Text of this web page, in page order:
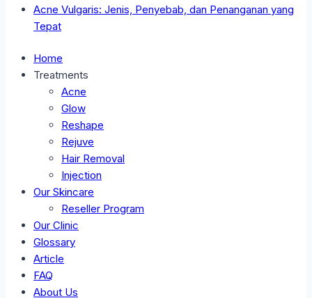
Acne Vulgaris: Jenis, Penyebab, dan Penanganan yang
Tepat
Home
Treatments
Acne
Glow
Reshape
Rejuve
Hair Removal
Injection
Our Skincare
Reseller Program
Our Clinic
Glossary
Article
FAQ
About Us